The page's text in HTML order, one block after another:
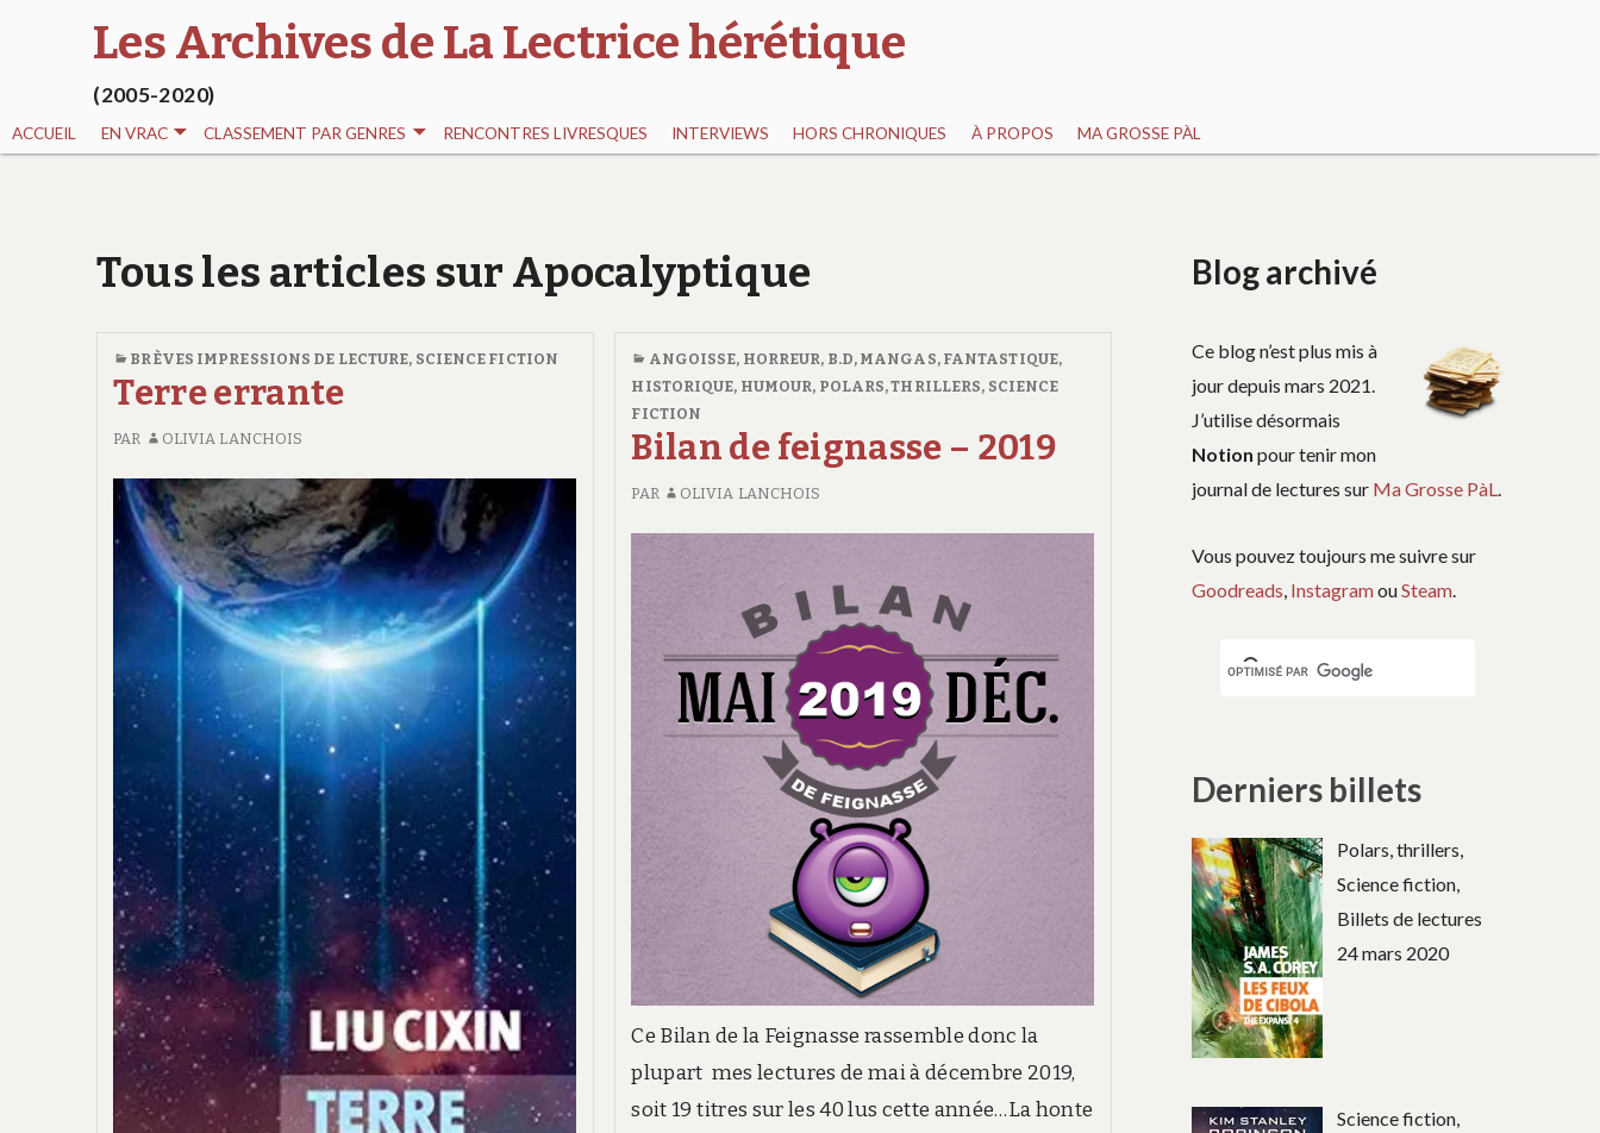
Les Archives de La Lectrice hérétique
(2005-2020)
ACCUEIL EN VRAC CLASSEMENT PAR GENRES RENCONTRES LIVRESQUES INTERVIEWS HORS CHRONIQUES À PROPOS MA GROSSE PÀL
Tous les articles sur Apocalyptique
BRÈVES IMPRESSIONS DE LECTURE, SCIENCE FICTION
Terre errante
PAR OLIVIA LANCHOIS
ANGOISSE, HORREUR, B.D, MANGAS, FANTASTIQUE,
HISTORIQUE, HUMOUR, POLARS, THRILLERS, SCIENCE
FICTION
Bilan de feignasse – 2019
PAR OLIVIA LANCHOIS
Ce Bilan de la Feignasse rassemble donc la
plupart mes lectures de mai à décembre 2019,
soit 19 titres sur les 40 lus cette année…La honte
Blog archivé
Ce blog n’est plus mis à
jour depuis mars 2021.
J’utilise désormais
Notion pour tenir mon
journal de lectures sur Ma Grosse PàL.
Vous pouvez toujours me suivre sur
Goodreads, InstagramouSteam.
Derniers billets
Polars, thrillers,
Science fiction,
Billets de lectures
24 mars 2020
Science fiction,